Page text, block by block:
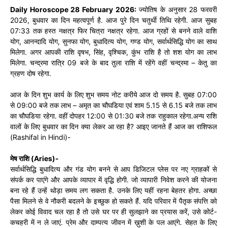
Daily Horoscope 28 February 2026:ज्योतिष के अनुसार 28 फरवरी
2026, बुधवार का दिन महत्वपूर्ण है. आज पुरे दिन चतुर्थी तिथि रहेगी. आज सुबह
07:33 तक हस्त नक्षत्र फिर चित्रा नक्षत्र रहेगा. आज ग्रहों से बनने वाले वाशि
योग, आनन्दादि योग, सुनफा योग, बुधादित्य योग, गण्ड योग, सर्वार्थसिद्धि योग का साथ
मिलेगा. अगर आपकी राशि वृषभ, सिंह, वृश्चिक, कुंभ राशि है तो शश योग का लाभ
मिलेगा. चन्द्रमा रात्रि 09 बजे के बाद तुला राशि में रहेंगे वहीं चन्द्रमा – केतु का
ग्रहण दोष रहेगा.
आज के दिन शुभ कार्य के लिए शुभ समय नोट करीये आज दो समय है. सुबह 07:00
से 09:00 बजे तक लाभ – अमृत का चौघडिया एवं शाम 5.15 से 6.15 बजे तक लाभ
का चौघडिया रहेगा. वहीं दोपहर 12:00 से 01:30 बजे तक राहुकाल रहेगा.अन्य राशि
वालों के लिए बुधवार का दिन क्या लेकर आ रहा है? आइए जानते हैं आज का राशिफल
(Rashifal in Hindi)-
मेष राशि (Aries)-
सर्वार्थसिद्धि बुधादित्य और गंड योग बनने से आप डिजिटल प्लेस पर नए ग्राहकों से
संपर्क कर पाएंगे और आपके व्यापार में वृद्धि होगी. जो व्यापारी निवेश करने की योजना
बना रहे हैं उन्हें थोड़ा समय लग सकता है. उनके लिए यहीं रहना बेहतर होगा. अच्छा
पैसा मिलने से वे नौकरी बदलने के इच्छुक हो सकते हैं. यदि परिवार में पैतृक संपत्ति को
लेकर कोई विवाद चल रहा है तो उसे घर पर ही सुलझाने का प्रयास करें, उसे कोर्ट-
कचहरी में न ले जाएं. प्रेम और दाम्पत्य जीवन में ख़ुशी के पल आएंगे. सेहत के लिए